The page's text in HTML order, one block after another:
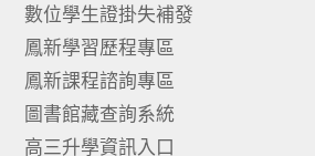
數位學生證掛失補發
鳳新學習歷程專區
鳳新課程諮詢專區
圖書館藏查詢系統
高三升學資訊入口